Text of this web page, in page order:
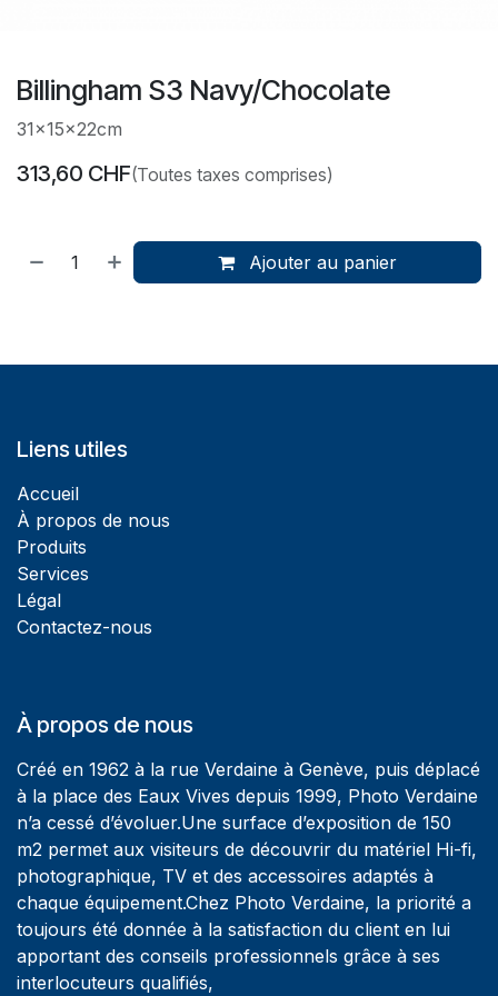
Billingham S3 Navy/Chocolate
31x15x22cm
313,60 CHF(Toutes taxes comprises)
Ajouter au panier
Liens utiles
Accueil
À propos de nous
Produits
Services
Légal
Contactez-nous
À propos de nous
Créé en 1962 à la rue Verdaine à Genève, puis déplacé
à la place des Eaux Vives depuis 1999, Photo Verdaine
n’a cessé d’évoluer.Une surface d’exposition de 150
m2 permet aux visiteurs de découvrir du matériel Hi-fi,
photographique, TV et des accessoires adaptés à
chaque équipement.Chez Photo Verdaine, la priorité a
toujours été donnée à la satisfaction du client en lui
apportant des conseils professionnels grâce à ses
interlocuteurs qualifiés,